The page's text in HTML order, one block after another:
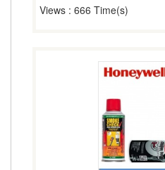
Views : 666 Time(s)